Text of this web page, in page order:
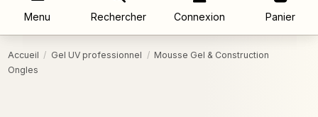
Menu Rechercher Connexion Panier
Accueil Gel UV professionnel
Mousse Gel & Construction
Ongles